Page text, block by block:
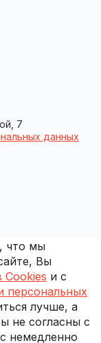
7
данных
что мы
Вы
Cookies и с
персональных
лучше, а
не согласны с
немедленно